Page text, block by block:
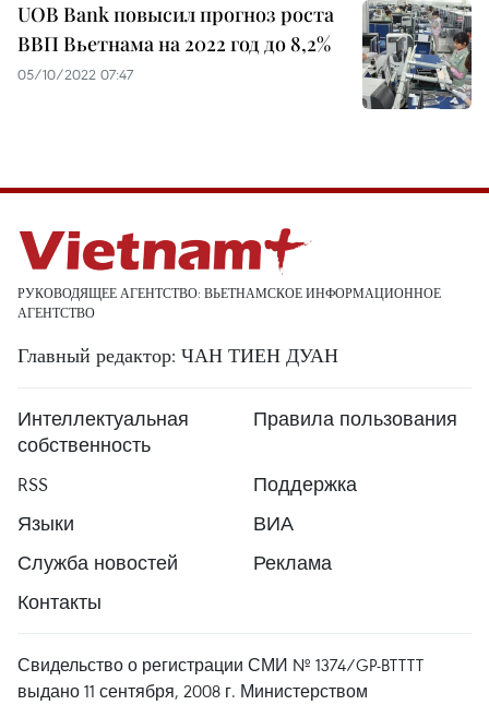
UOB Bank повысил прогноз роста
ВВП Вьетнама на 2022 год до 8,2%
05/10/2022 07:47
РУКОВОДЯЩЕЕ АГЕНТСТВО: ВЬЕТНАМСКОЕ ИНФОРМАЦИОННОЕ
АГЕНТСТВО
Главный редактор: ЧАН ТИЕН ДУАН
Интеллектуальная
собственность
Правила пользования
RSS
Поддержка
Языки
ВИА
Служба новостей
Реклама
Контакты
Свидельство о регистрации СМИ № 1374/GP-BTTTT
выдано 11 сентября, 2008 г. Министерством